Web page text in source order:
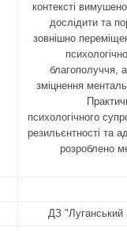
контексті
дослідити та
зовнішно
благополуччя,
зміцнення
психологічного
резильєнтності та
розроблено
ДЗ "Луганський